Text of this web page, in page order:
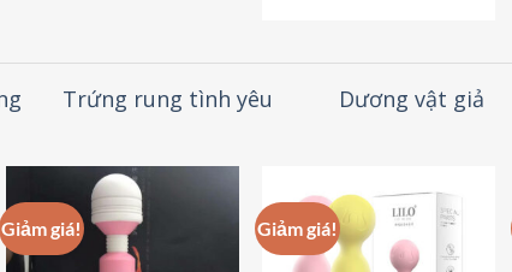
Trứng rung tình yêu Dương vật giả
Giảm giá! Giảm giá!